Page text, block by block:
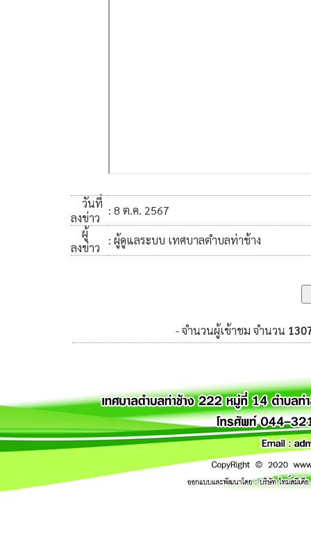
วันที่
ลงข่าว
: 8 ต.ค. 2567
ผู้
ลงข่าว
: ผู้ดูแลระบบ เทศบาลตำบลท่าช้าง
- จำนวนผู้เข้าชม จำนวน